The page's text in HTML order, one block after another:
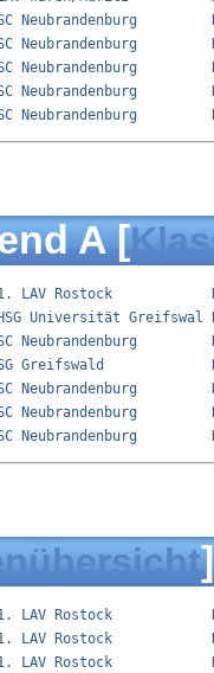
Neubrandenburg
Neubrandenburg
Neubrandenburg
A [
LAV Rostock
Universität Greifswal
Neubrandenburg
Greifswald
Neubrandenburg
Neubrandenburg
]
LAV Rostock
LAV Rostock
LAV Rostock